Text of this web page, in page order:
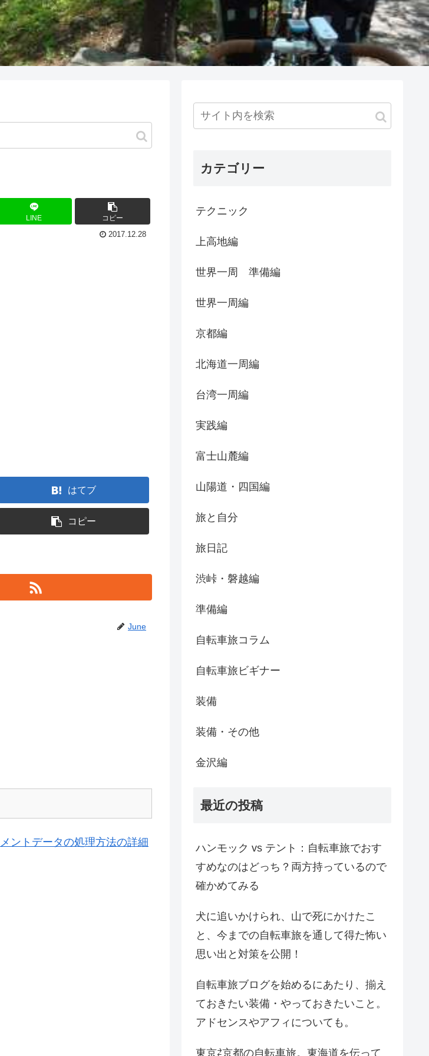
LINE コピー
2017.12.28
はてブ
コピー
June
ントデータの処理方法の詳細
カテゴリー
テクニック
上高地編
世界一周 準備編
世界一周編
京都編
北海道一周編
台湾一周編
実践編
富士山麓編
山陽道・四国編
旅と自分
旅日記
渋峠・磐越編
準備編
自転車旅コラム
自転車旅ビギナー
装備
装備・その他
金沢編
最近の投稿
ハンモック vs テント：自転車旅でおす
すめなのはどっち？両方持っているので
確かめてみる
犬に追いかけられ、山で死にかけたこ
と、今までの自転車旅を通して得た怖い
思い出と対策を公開！
自転車旅ブログを始めるにあたり、揃え
ておきたい装備・やっておきたいこと。
アドセンスやアフィについても。
東京⇄京都の自転車旅。東海道を伝って